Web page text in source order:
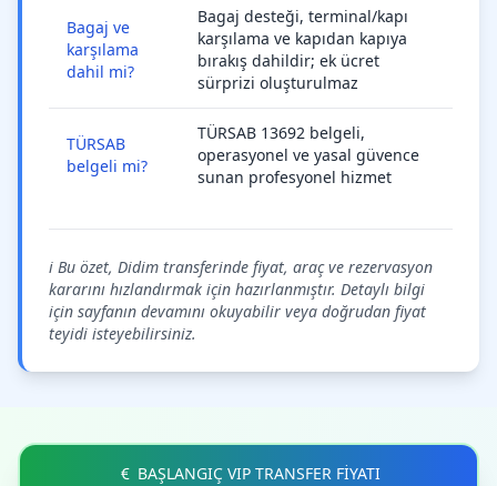
Bagaj ve
karşılama
dahil mi?
Bagaj desteği, terminal/kapı
karşılama ve kapıdan kapıya
bırakış dahildir; ek ücret
sürprizi oluşturulmaz
TÜRSAB
belgeli mi?
TÜRSAB 13692 belgeli,
operasyonel ve yasal güvence
sunan profesyonel hizmet
ℹ️ Bu özet, Didim transferinde fiyat, araç ve rezervasyon
kararını hızlandırmak için hazırlanmıştır. Detaylı bilgi
için sayfanın devamını okuyabilir veya doğrudan fiyat
teyidi isteyebilirsiniz.
BAŞLANGIÇ VIP TRANSFER FİYATI